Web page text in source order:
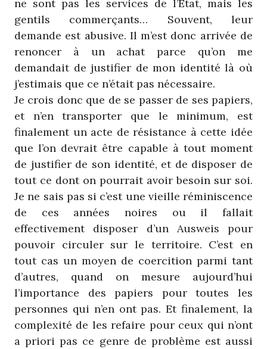
ne sont pas les services de l’État, mais les
gentils commerçants… Souvent, leur
demande est abusive. Il m’est donc arrivée de
renoncer à un achat parce qu’on me
demandait de justifier de mon identité là où
j’estimais que ce n’était pas nécessaire.
Je crois donc que de se passer de ses papiers,
et n’en transporter que le minimum, est
finalement un acte de résistance à cette idée
que l’on devrait être capable à tout moment
de justifier de son identité, et de disposer de
tout ce dont on pourrait avoir besoin sur soi.
Je ne sais pas si c’est une vieille réminiscence
de ces années noires ou il fallait
effectivement disposer d’un Ausweis pour
pouvoir circuler sur le territoire. C’est en
tout cas un moyen de coercition parmi tant
d’autres, quand on mesure aujourd’hui
l’importance des papiers pour toutes les
personnes qui n’en ont pas. Et finalement, la
complexité de les refaire pour ceux qui n’ont
a priori pas ce genre de problème est aussi